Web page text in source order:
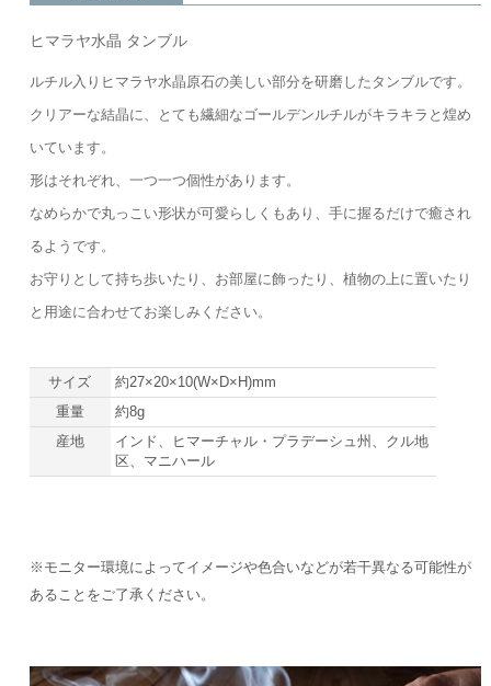
ヒマラヤ水晶 タンブル
ルチル入りヒマラヤ水晶原石の美しい部分を研磨したタンブルです。
クリアーな結晶に、とても繊細なゴールデンルチルがキラキラと煌め
いています。
形はそれぞれ、一つ一つ個性があります。
なめらかで丸っこい形状が可愛らしくもあり、手に握るだけで癒され
るようです。
お守りとして持ち歩いたり、お部屋に飾ったり、植物の上に置いたり
と用途に合わせてお楽しみください。
サイズ
約27×20×10(W×D×H)mm
重量
約8g
産地
インド、ヒマーチャル・プラデーシュ州、クル地
区、マニハール
※モニター環境によってイメージや色合いなどが若干異なる可能性が
あることをご了承ください。